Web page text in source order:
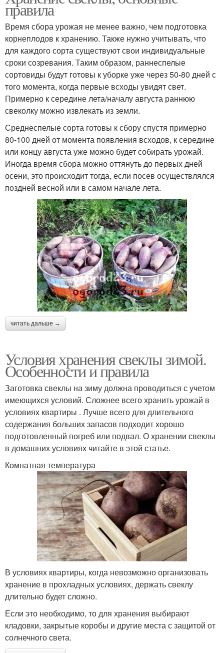
правила
Время сбора урожая не менее важно, чем подготовка
корнеплодов к хранению. Также нужно учитывать, что
для каждого сорта существуют свои индивидуальные
сроки созревания. Таким образом, раннеспелые
сортовиды будут готовы к уборке уже через 50-80 дней с
того момента, когда первые всходы увидят свет.
Примерно к середине лета/началу августа раннюю
свеколку можно извлекать из земли.
Среднеспелые сорта готовы к сбору спустя примерно
80-100 дней от момента появления всходов, к середине
или концу августа уже можно будет собирать урожай.
Иногда время сбора можно оттянуть до первых дней
осени, это происходит тогда, если посев осуществлялся
поздней весной или в самом начале лета.
читать дальше →
Условия хранения свеклы зимой.
Особенности и правила
Заготовка свеклы на зиму должна проводиться с учетом
имеющихся условий. Сложнее всего хранить урожай в
условиях квартиры . Лучше всего для длительного
содержания больших запасов подходит хорошо
подготовленный погреб или подвал. О хранении свеклы
в домашних условиях читайте в этой статье.
Комнатная температура
В условиях квартиры, когда невозможно организовать
хранение в прохладных условиях, держать свеклу
длительно будет сложно.
Если это необходимо, то для хранения выбирают
кладовки, закрытые коробы и другие места с защитой от
солнечного света.